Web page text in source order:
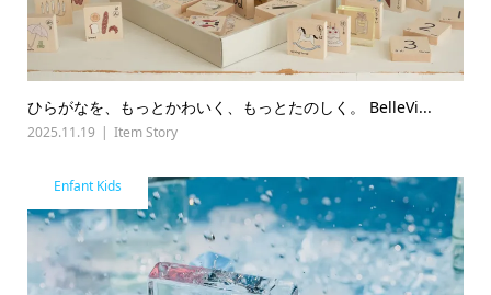
ひらがなを、もっとかわいく、もっとたのしく。 BelleVi...
2025.11.19 Item Story
Enfant Kids